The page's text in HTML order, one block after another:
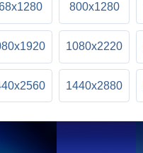
800x1280
1080x2220
1440x2880